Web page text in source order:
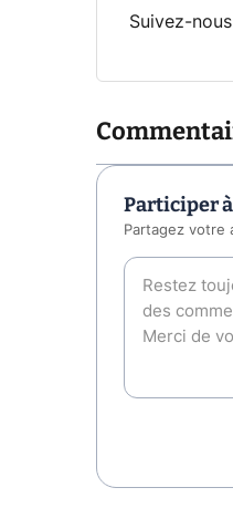
Suivez-
Participer
Partagez votre